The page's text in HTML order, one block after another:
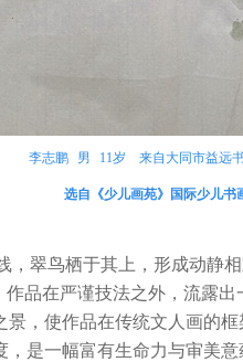
李志鹏 男 11岁 来自 大同市益远
选自《少儿画苑》国际少儿书
翠鸟栖于其上，形成动静相
作品在严谨技法之外，流露
，使作品在传统文人画的
是一幅富有生命力与审美意